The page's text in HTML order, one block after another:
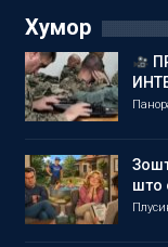
Хумор
што